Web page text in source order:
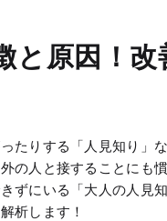
と原因！改
たりする「人見知り」
の人と接することにも
ずにいる「大人の人見
析します！